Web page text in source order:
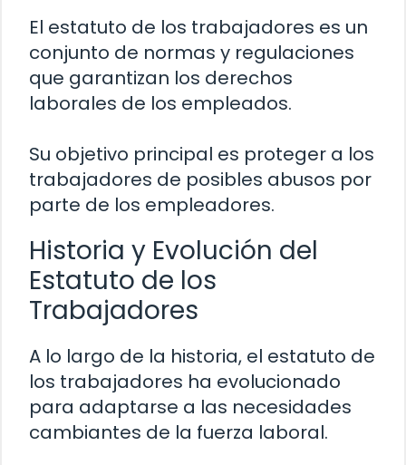
El estatuto de los trabajadores es un
conjunto de normas y regulaciones
que garantizan los derechos
laborales de los empleados.
Su objetivo principal es proteger a los
trabajadores de posibles abusos por
parte de los empleadores.
Historia y Evolución del
Estatuto de los
Trabajadores
A lo largo de la historia, el estatuto de
los trabajadores ha evolucionado
para adaptarse a las necesidades
cambiantes de la fuerza laboral.